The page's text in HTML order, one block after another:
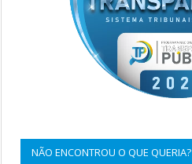
NÃO ENCONTROU O QUE QUERIA?